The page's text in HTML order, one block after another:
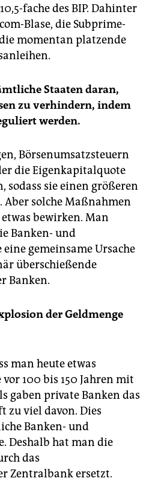
fache des BIP. Dahinter
Blase, die Subprime-
momentan platzende
Staaten daran,
zu verhindern, indem
werden.
Börsenumsatzsteuern
die Eigenkapitalquote
sodass sie einen größeren
solche Maßnahmen
bewirken. Man
Banken- und
gemeinsame Ursache
überschießende
Banken.
der Geldmenge
man heute etwas
100 bis 150 Jahren mit
gaben private Banken das
zu viel davon. Dies
Banken- und
Deshalb hat man die
das
Zentralbank ersetzt.